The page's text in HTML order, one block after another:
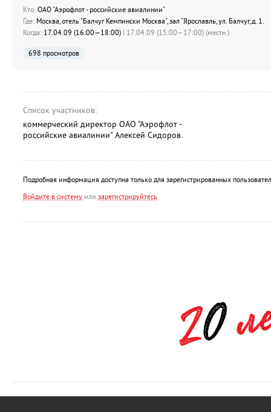
Кто: ОАО "Аэрофлот - российские авиалинии"
Где: Москва, отель "Балчуг Кемпински Москва", зал "Ярославль, ул. Балчуг, д. 1.
Когда: 17.04.09 (16:00—18:00) | 17.04.09 (15:00—17:00) (местн.)
698 просмотров
Список участников:
коммерческий директор ОАО "Аэрофлот -
российские авиалинии" Алексей Сидоров.
Подробная информация доступна только для зарегистрированных
Войдите в систему или зарегистрируйтесь